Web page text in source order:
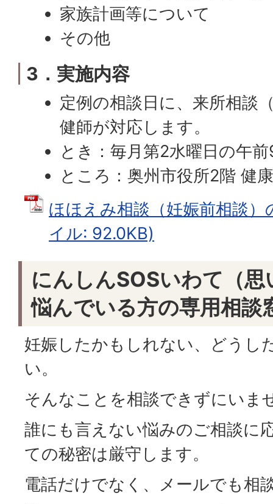
家族計画等について
その他
3．実施内容
定例の相談日に、来所相談
健師が対応します。
とき：毎月第2水曜日の午
ところ：奥州市役所2階 健
ほほえみ相談（妊娠前相談
イル: 92.0KB)
にんしんSOSいわて（
悩んでいる方の専用相談
妊娠したかもしれない、どうし
い。
そんなことを相談できずにいま
誰にも言えない悩みのご相談に
ての秘密は厳守します。
電話だけでなく、メールでも相